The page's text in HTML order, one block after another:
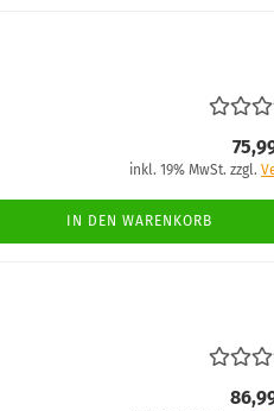
inkl. 19% MwSt. zzgl.
IN DEN WARENKORB